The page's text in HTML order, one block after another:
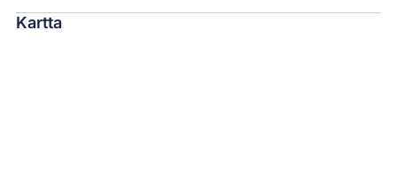
Kartta